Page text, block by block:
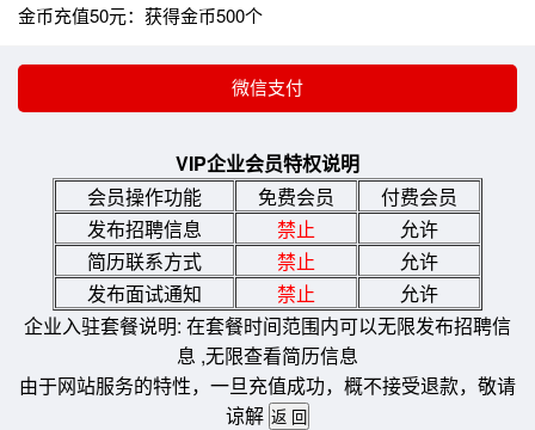
金币充值50元：获得金币500个
VIP企业会员特权说明
会员操作功能
免费会员
付费会员
发布招聘信息
禁止
允许
简历联系方式
禁止
允许
发布面试通知
禁止
允许
企业入驻套餐说明: 在套餐时间范围内可以无限发布招聘信
息 ,无限查看简历信息
由于网站服务的特性，一旦充值成功，概不接受退款，敬请
谅解